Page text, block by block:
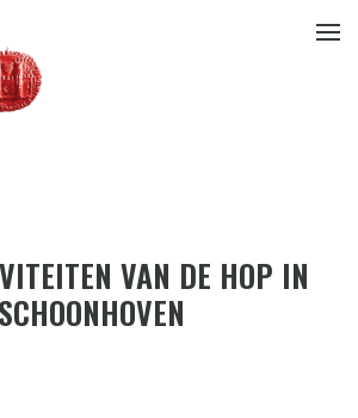
VAN DE HOP IN
SCHOONHOVEN